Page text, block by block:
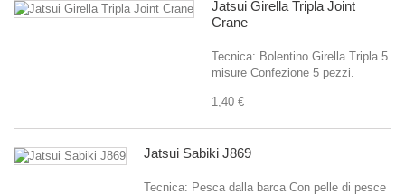
Jatsui Girella Tripla Joint
Crane
Tecnica: Bolentino Girella Tripla 5
misure Confezione 5 pezzi.
1,40 €
Jatsui Sabiki J869
Tecnica: Pesca dalla barca Con pelle di pesce